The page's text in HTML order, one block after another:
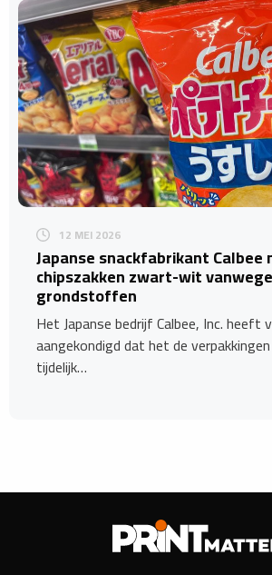
12 MEI 2026
Japanse snackfabrikant Calbee
chipszakken zwart-wit
grondstoffen
Het Japanse bedrijf Calbee, Inc. heeft
aangekondigd dat het de
tijdelijk…